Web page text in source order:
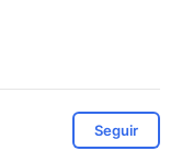
Seguir